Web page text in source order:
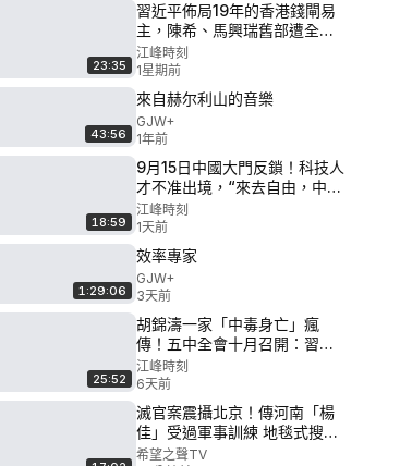
23:35
習近平佈局19年的香港錢閘易
主，陳希、馬興瑞舊部遭全面
清洗！黨產華潤遭連根拔起：
王祥明被掃地出門、韓嵩雙
開！【江峰視界20260726第
446期】#中國時局
江峰時刻
1星期前
43:56
來自赫尔利山的音樂
GJW+
1年前
18:59
9月15日中國大門反鎖！科技人
才不准出境，“來去自由，中國
大門永遠敞開”承諾成灰！美國
科技富豪、中國石油科技之父
蕭光琰悲劇重演？【歷史上的
今天20260805第414期】#中
國時局
江峰時刻
1天前
1:29:06
效率專家
GJW+
3天前
25:52
胡錦濤一家「中毒身亡」瘋
傳！五中全會十月召開：習近
平在臺上被分權，黨政分家開
始，溫曾達成整黨框架 【江峰
視界20260731第450期】#中
國時局
江峰時刻
6天前
滅官案震攝北京！傳河南「楊
佳」受過軍事訓練 地毯式搜捕
撲空 十萬懸賞無果 全民籲：保
希望之聲TV